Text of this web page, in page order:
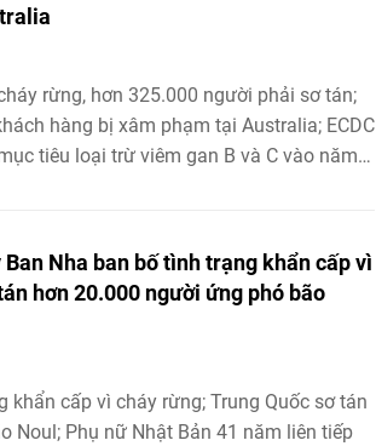
rừng, hơn 325.000 người phải sơ tán;
hàng bị xâm phạm tại Australia; ECDC
tiêu loại trừ viêm gan B và C vào năm
Nha ban bố tình trạng khẩn cấp vì
hơn 20.000 người ứng phó bão
khẩn cấp vì cháy rừng; Trung Quốc sơ tán
Noul; Phụ nữ Nhật Bản 41 năm liên tiếp